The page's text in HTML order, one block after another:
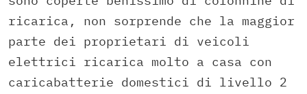
ricarica, non sorprende che la maggior
parte dei proprietari di veicoli
elettrici ricarica molto a casa con
caricabatterie domestici di livello 2